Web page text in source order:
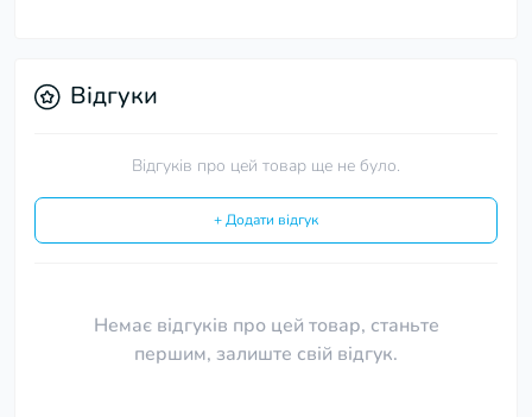
Відгуки
Відгуків про цей товар ще не було.
+ Додати відгук
Немає відгуків про цей товар, станьте
першим, залиште свій відгук.